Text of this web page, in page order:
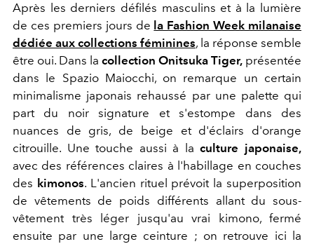
Après les derniers défilés masculins et à la lumière
de ces premiers jours de la Fashion Week milanaise
dédiée aux collections féminines, la réponse semble
être oui. Dans la collection Onitsuka Tiger, présentée
dans le Spazio Maiocchi, on remarque un certain
minimalisme japonais rehaussé par une palette qui
part du noir signature et s'estompe dans des
nuances de gris, de beige et d'éclairs d'orange
citrouille. Une touche aussi à laculture japonaise,
avec des références claires à l'habillage en couches
des kimonos. L'ancien rituel prévoit la superposition
de vêtements de poids différents allant du sous-
vêtement très léger jusqu'au vrai kimono, fermé
ensuite par une large ceinture ; on retrouve ici la